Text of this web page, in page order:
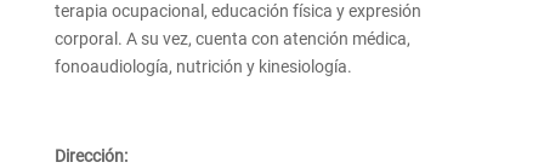
terapia ocupacional, educación física y expresión
corporal. A su vez, cuenta con atención médica,
fonoaudiología, nutrición y kinesiología.
Dirección: